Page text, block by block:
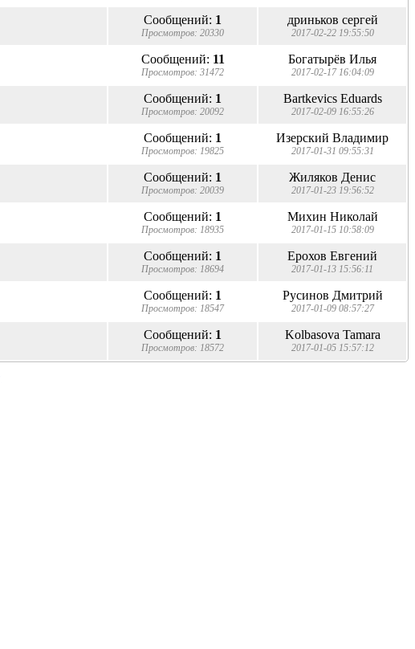
Сообщений: 1
Просмотров: 20330
дриньков сергей
2017-02-22 19:55:50
Сообщений: 11
Просмотров: 31472
Богатырёв Илья
2017-02-17 16:04:09
Сообщений: 1
Просмотров: 20092
Bartkevics Eduards
2017-02-09 16:55:26
Сообщений: 1
Просмотров: 19825
Изерский Владимир
2017-01-31 09:55:31
Сообщений: 1
Просмотров: 20039
Жиляков Денис
2017-01-23 19:56:52
Сообщений: 1
Просмотров: 18935
Михин Николай
2017-01-15 10:58:09
Сообщений: 1
Просмотров: 18694
Ерохов Евгений
2017-01-13 15:56:11
Сообщений: 1
Просмотров: 18547
Русинов Дмитрий
2017-01-09 08:57:27
Сообщений: 1
Просмотров: 18572
Kolbasova Tamara
2017-01-05 15:57:12